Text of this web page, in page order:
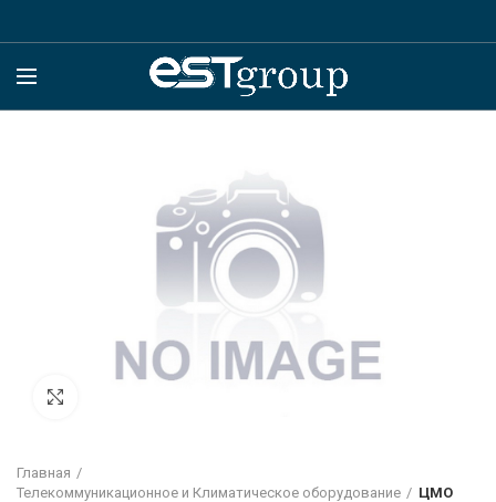
Главная
Телекоммуникационное и Климатическое оборудование
ЦМО